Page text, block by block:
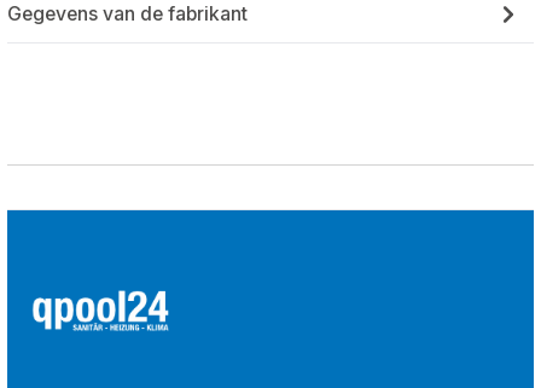
Gegevens van de fabrikant